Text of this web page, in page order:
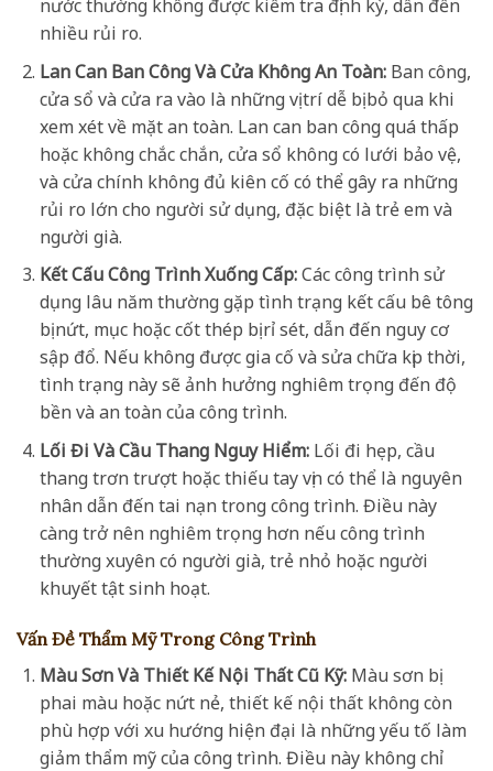
nước thường không được kiểm tra định kỳ, dẫn đến
nhiều rủi ro.
Lan Can Ban Công Và Cửa Không An Toàn:Ban công,
cửa sổ và cửa ra vào là những vị trí dễ bị bỏ qua khi
xem xét về mặt an toàn. Lan can ban công quá thấp
hoặc không chắc chắn, cửa sổ không có lưới bảo vệ,
và cửa chính không đủ kiên cố có thể gây ra những
rủi ro lớn cho người sử dụng, đặc biệt là trẻ em và
người già.
Kết Cấu Công Trình Xuống Cấp:Các công trình sử
dụng lâu năm thường gặp tình trạng kết cấu bê tông
bị nứt, mục hoặc cốt thép bị rỉ sét, dẫn đến nguy cơ
sập đổ. Nếu không được gia cố và sửa chữa kịp thời,
tình trạng này sẽ ảnh hưởng nghiêm trọng đến độ
bền và an toàn của công trình.
Lối Đi Và Cầu Thang Nguy Hiểm:Lối đi hẹp, cầu
thang trơn trượt hoặc thiếu tay vịn có thể là nguyên
nhân dẫn đến tai nạn trong công trình. Điều này
càng trở nên nghiêm trọng hơn nếu công trình
thường xuyên có người già, trẻ nhỏ hoặc người
khuyết tật sinh hoạt.
Vấn Đề Thẩm Mỹ Trong Công Trình
Màu Sơn Và Thiết Kế Nội Thất Cũ Kỹ:Màu sơn bị
phai màu hoặc nứt nẻ, thiết kế nội thất không còn
phù hợp với xu hướng hiện đại là những yếu tố làm
giảm thẩm mỹ của công trình. Điều này không chỉ